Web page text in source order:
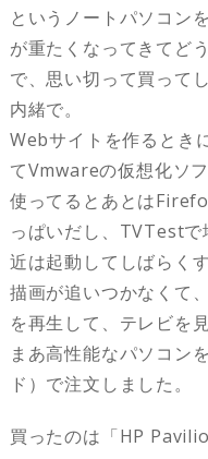
というノートパソコン
が重たくなってきてど
で、思い切って買って
内緒で。
Webサイトを作るとき
てVmwareの仮想化ソ
使ってるとあとは
っぱいだし、TVTestで
近は起動してしばらく
描画が追いつかなくて
を再生して、テレビを
まあ高性能なパソコン
ド）で注文しました。
買ったのは「HP